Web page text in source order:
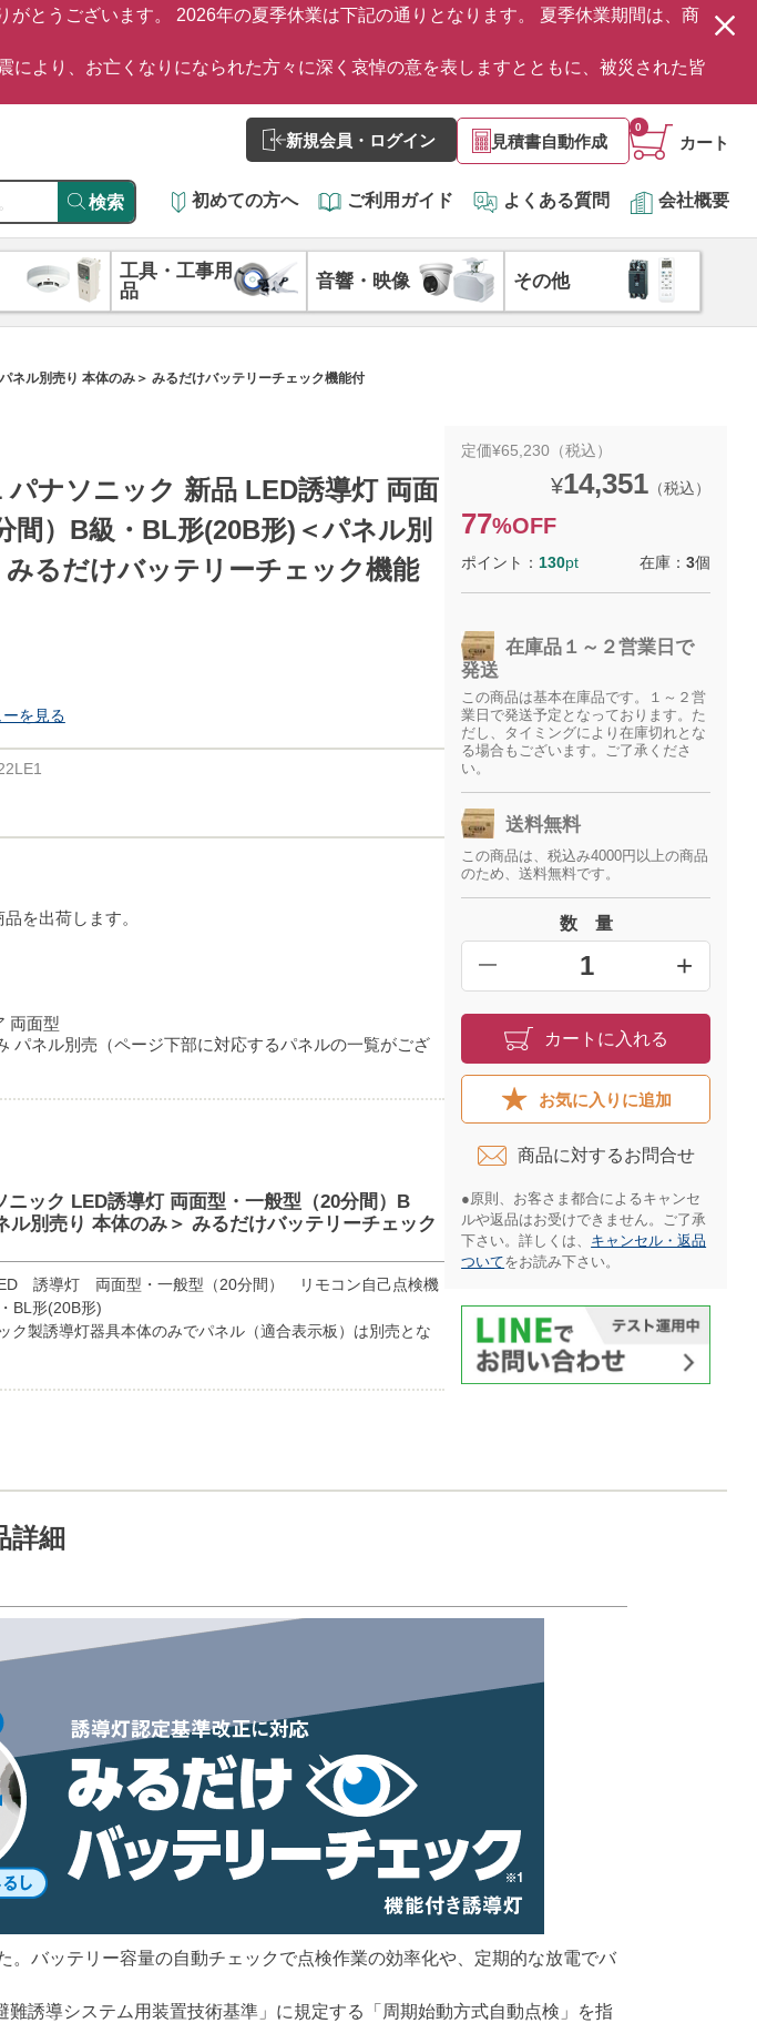
がとうございます。 2026年の夏季休業は下記の通りとなります。 夏季休業期間は、商
により、お亡くなりになられた方々に深く哀悼の意を表しますとともに、被災された皆
新規会員・ログイン 見積書自動作成 カート
0
検索 初めての方へ ご利用ガイド よくある質問 会社概要
工具・工事用
品
音響・映像 その他
ル別売り 本体のみ＞ みるだけバッテリーチェック機能付
パナソニック 新品 LED誘導灯 両面
間）B級・BL形(20B形)＜パネル別
るだけバッテリーチェック機能
ーを見る
を出荷します。
両面型
パネル別売（ページ下部に対応するパネルの一覧がござ
ニック LED誘導灯 両面型・一般型（20分間）B
ル別売り 本体のみ＞ みるだけバッテリーチェック
誘導灯 両面型・一般型（20分間） リモコン自己点検機
BL形(20B形)
ク製誘導灯器具本体のみでパネル（適合表示板）は別売とな
定価¥65,230（税込）
¥14,351 （税込）
77%OFF
ポイント： 130pt 在庫：3個
在庫品１～２営業日で
発送
この商品は基本在庫品です。１～２営
業日で発送予定となっております。た
だし、タイミングにより在庫切れとな
る場合もございます。ご了承くださ
い。
送料無料
この商品は、税込み4000円以上の商品
のため、送料無料です。
数 量
━ +
カートに入れる
お気に入りに追加
商品に対するお問合せ​
●原則、お客さま都合によるキャンセ
ルや返品はお受けできません。ご了承
下さい。詳しくは、 キャンセル・返品
ついてをお読み下さい。​
詳細
バッテリー容量の自動チェックで点検作業の効率化や、定期的な放電でバ
誘導システム用装置技術基準」に規定する「周期始動方式自動点検」を指